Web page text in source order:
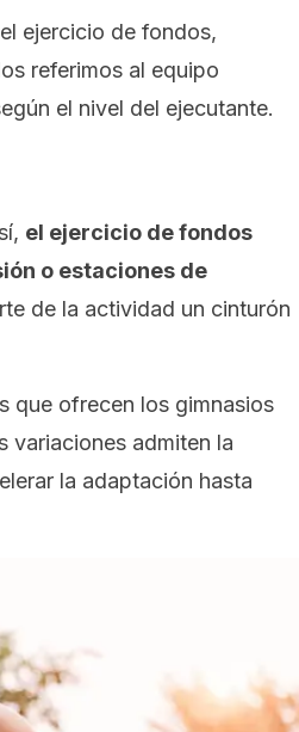
ejercicio de fondos,
referimos al equipo
el nivel del ejecutante.
el ejercicio de fondos
o estaciones de
de la actividad un cinturón
que ofrecen los gimnasios
variaciones admiten la
la adaptación hasta